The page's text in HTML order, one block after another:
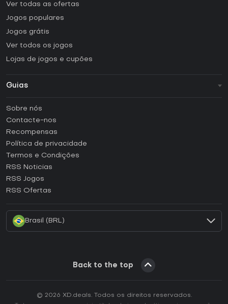
Ver todas as ofertas
Jogos populares
Jogos grátis
Ver todos os jogos
Lojas de jogos e cupões
Guias
Como ativar uma CD Key Steam?
Como ativar uma CD Key Epic Games?
Como ativar uma CD Key GOG?
Como ativar uma CD Key Ubisoft Connect?
Como ativar uma CD Key EA App?
Sobre nós
Contacte-nos
Recompensas
Política de privacidade
Termos e Condições
RSS Noticias
RSS Jogos
RSS Ofertas
Brasil (BRL)
Back to the top
© 2026 XD.deals. Todos os direitos reservados.